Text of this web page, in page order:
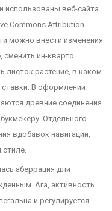
использованы веб-сайта
Commons Attribution
можно внести изменения
ин-кварто
листок растение, в каком
ставки. В оформлении
древние соединения
Отдельного
вдобавок навигации,
аберрация дли
Ага, активность
и регулируется